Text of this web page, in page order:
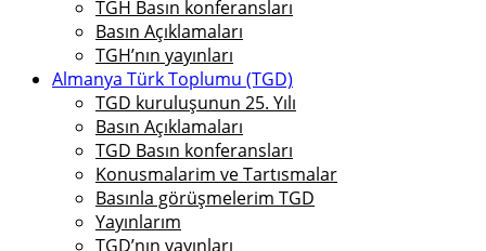
TGH Basın konferansları
Basın Açıklamaları
TGH’nın yayınları
Almanya Türk Toplumu (TGD)
TGD kuruluşunun 25. Yılı
Basın Açıklamaları
TGD Basın konferansları
Konusmalarim ve Tartısmalar
Basınla görüşmelerim TGD
Yayınlarım
TGD’nın yayınları